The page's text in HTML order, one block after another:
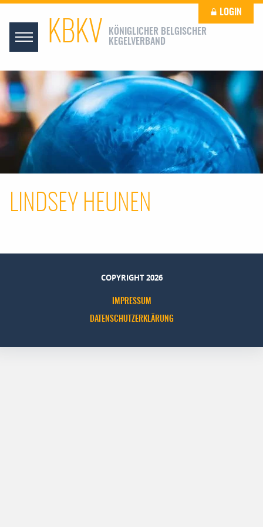
KBKV
KÖNIGLICHER BELGISCHER
KEGELVERBAND
LOGIN
LINDSEY HEUNEN
COPYRIGHT 2026
IMPRESSUM
DATENSCHUTZERKLÄRUNG